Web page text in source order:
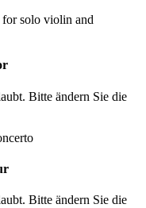
for solo violin and
Bitte ändern Sie die
Bitte ändern Sie die